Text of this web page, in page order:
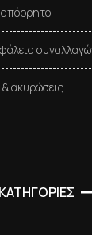
απόρρητο
ακυρώσεις
ΚΑΤΗΓΟΡΙΕΣ